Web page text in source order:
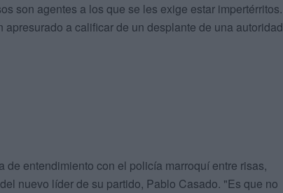
son agentes a los que se les exige estar impertérritos.
a calificar de un desplante de una autoridad
entendimiento con el policía marroquí entre risas,
nuevo líder de su partido, Pablo Casado. "Es que no